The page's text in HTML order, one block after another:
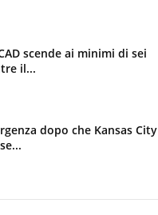
scende ai minimi di sei
il...
dopo che Kansas City